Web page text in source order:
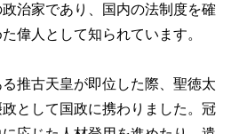
治家であり、国内の法制度を確
偉人として知られています。
推古天皇が即位した際、聖徳太
として国政に携わりました。冠